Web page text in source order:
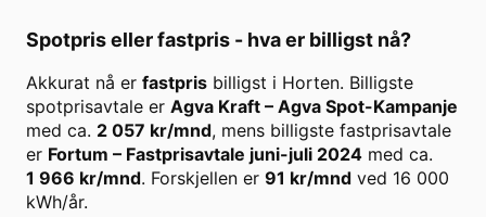
Spotpris eller fastpris - hva er billigst nå?
Akkurat nå er fastpris billigst i Horten. Billigste
spotprisavtale er Agva Kraft – Agva Spot-Kampanje
med ca. 2 057 kr/mnd, mens billigste fastprisavtale
er Fortum – Fastprisavtale juni-juli 2024 med ca.
1 966 kr/mnd. Forskjellen er 91 kr/mnd ved 16 000
kWh/år.